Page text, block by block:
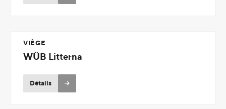
VIÈGE
WÜB Litterna
Détails